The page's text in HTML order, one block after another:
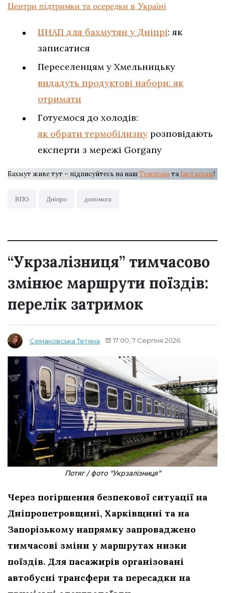
Центри підтримки та осередки в Україні
ЦНАП для бахмутян у Дніпрі: як
записатися
Переселенцям у Хмельницьку
видадуть продуктові набори: як
отримати
Готуємося до холодів:
як обрати термобілизну розповідають
експерти з мережі Gorgany
Бахмут живе тут – підписуйтесь на нашТелеграм та Інстаграм!
ВПО Дніпро допомога
“Укрзалізниця” тимчасово
змінює маршрути поїздів:
перелік затримок
Семаковська Тетяна 17:00, 7 Серпня 2026
Потяг / фото “Укрзалізниця”
Через погіршення безпекової ситуації на
Дніпропетровщині, Харківщині та на
Запорізькому напрямку запроваджено
тимчасові зміни у маршрутах низки
поїздів. Для пасажирів організовані
автобусні трансфери та пересадки на